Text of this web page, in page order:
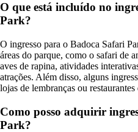
O que está incluído no
Park?
O ingresso para o Badoca Safari
áreas do parque, como o safari de
aves de rapina, atividades
atrações. Além disso, alguns
lojas de lembranças ou
Como posso adquirir
Park?